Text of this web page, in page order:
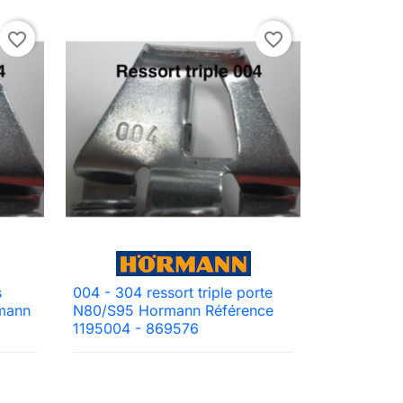
favorite_border favorite_border
 Aperçu rapide
004 - 304 ressort triple porte
N80/S95 Hormann Référence
1195004 - 869576